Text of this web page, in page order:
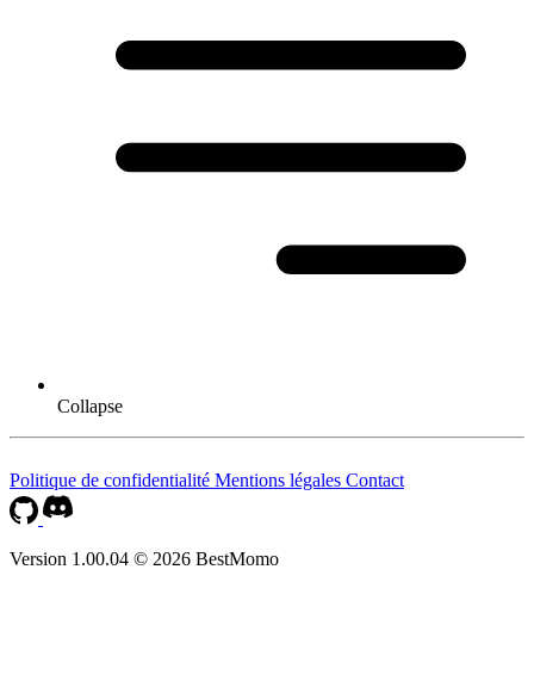
Collapse
Politique de confidentialité Mentions légales Contact
Version 1.00.04 © 2026 BestMomo